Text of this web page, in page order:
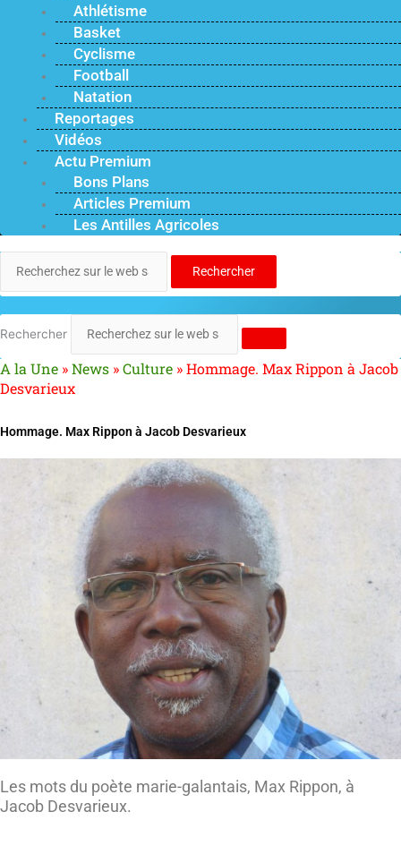
Athlétisme
Basket
Cyclisme
Football
Natation
Reportages
Vidéos
Actu Premium
Bons Plans
Articles Premium
Les Antilles Agricoles
Rechercher
Rechercher
A la Une »News »Culture »Hommage. Max Rippon à Jacob
Desvarieux
Hommage. Max Rippon à Jacob Desvarieux
Les mots du poète marie-galantais, Max Rippon, à
Jacob Desvarieux.